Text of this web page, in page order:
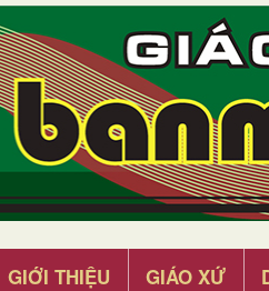
GIỚI THIỆU GIÁO XỨ